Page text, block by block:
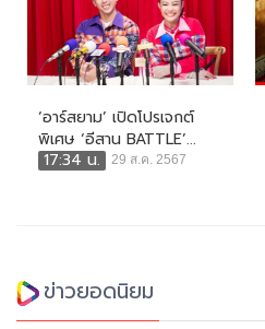
‘อาร์สยาม’ เปิดโปรเจกต์
พิเศษ ‘อีสาน BATTLE’...
17:34 น.
29 ส.ค. 2567
ข่าวยอดนิยม